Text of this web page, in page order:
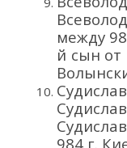
Всев
между
й сын от
Су
984 г.